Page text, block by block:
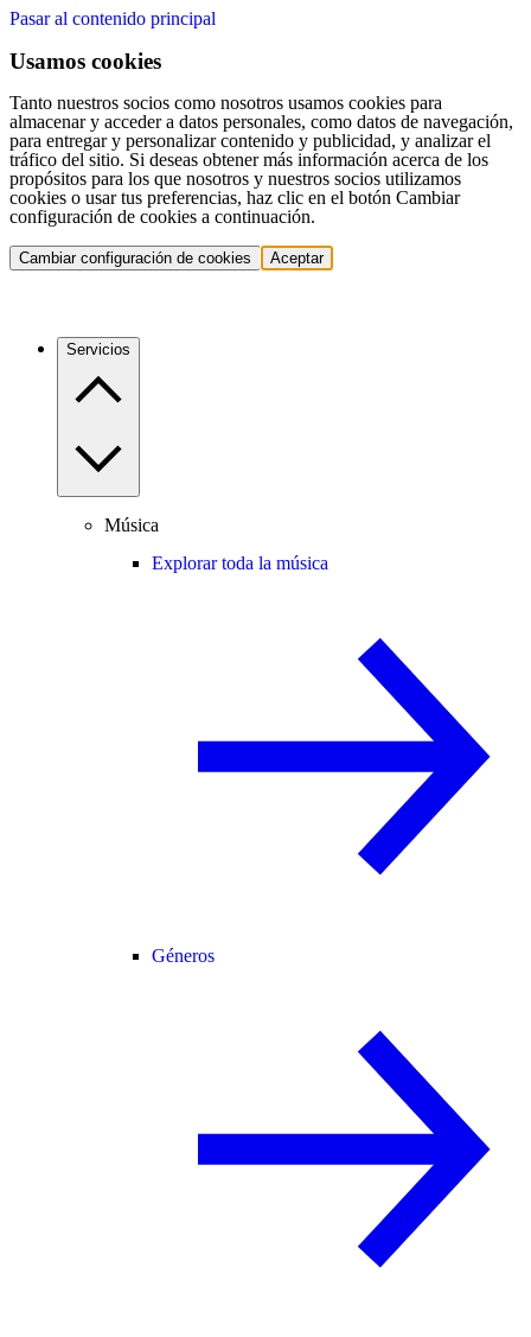
Pasar al contenido principal
Usamos cookies
Tanto nuestros socios como nosotros usamos cookies para
almacenar y acceder a datos personales, como datos de navegación,
para entregar y personalizar contenido y publicidad, y analizar el
tráfico del sitio. Si deseas obtener más información acerca de los
propósitos para los que nosotros y nuestros socios utilizamos
cookies o usar tus preferencias, haz clic en el botón Cambiar
configuración de cookies a continuación.
Cambiar configuración de cookies Aceptar
Servicios
Música
Explorar toda la música
Géneros